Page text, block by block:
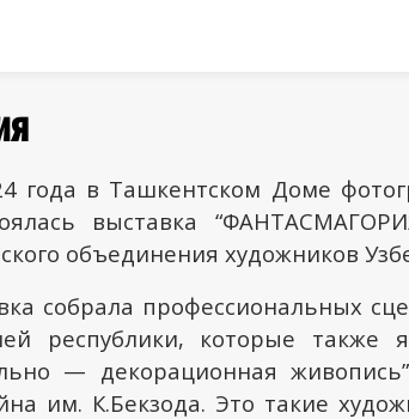
года в Ташкентском Доме
выставка
объединения художников
собрала профессиональных
республики, которые также
— декорационная
им. К.Бекзода. Это такие